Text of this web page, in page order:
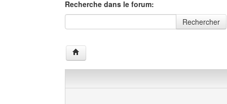
Recherche dans le forum:
Recherche dans le forum
Rechercher